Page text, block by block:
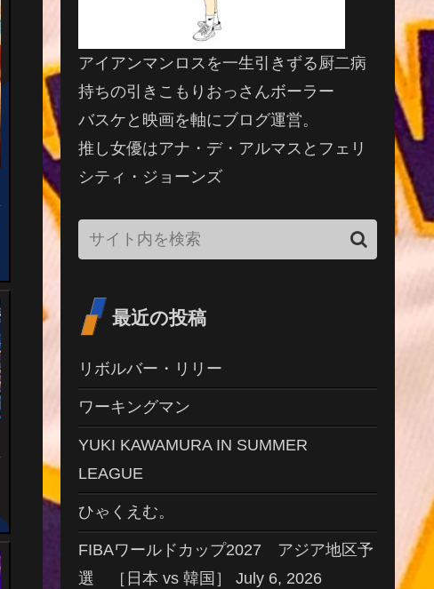
アイアンマンロスを一生引きずる厨二病
持ちの引きこもりおっさんボーラー
バスケと映画を軸にブログ運営。
推し女優はアナ・デ・アルマスとフェリ
シティ・ジョーンズ
最近の投稿
リボルバー・リリー
ワーキングマン
YUKI KAWAMURA IN SUMMER
LEAGUE
ひゃくえむ。
FIBAワールドカップ2027 アジア地区予
選 ［日本 vs 韓国］ July 6, 2026